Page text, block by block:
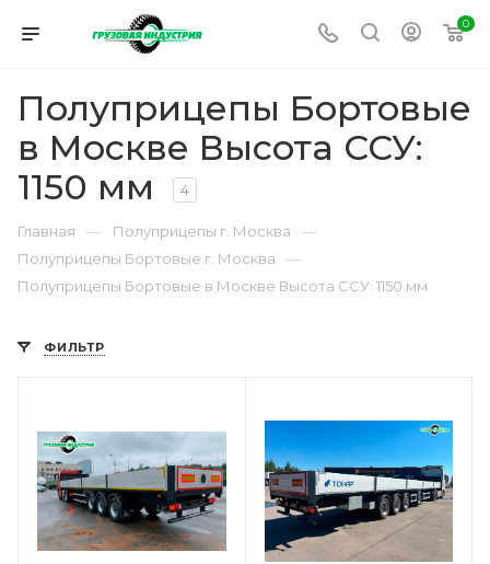
0
Полуприцепы Бортовые
в Москве Высота ССУ:
1150 мм
4
Главная — Полуприцепы г. Москва —
Полуприцепы Бортовые г. Москва —
Полуприцепы Бортовые в Москве Высота ССУ: 1150 мм
ФИЛЬТР